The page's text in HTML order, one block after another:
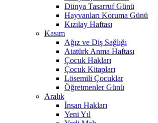
Dünya Tasarruf Günü
Hayvanları Koruma Günü
Kızılay Haftası
Kasım
Ağız ve Diş Sağlığı
Atatürk Anma Haftası
Çocuk Hakları
Çocuk Kitapları
Lösemili Çocuklar
Öğretmenler Günü
Aralık
İnsan Hakları
Yeni Yıl